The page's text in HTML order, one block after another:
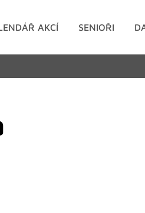
AKCÍ SENIOŘI